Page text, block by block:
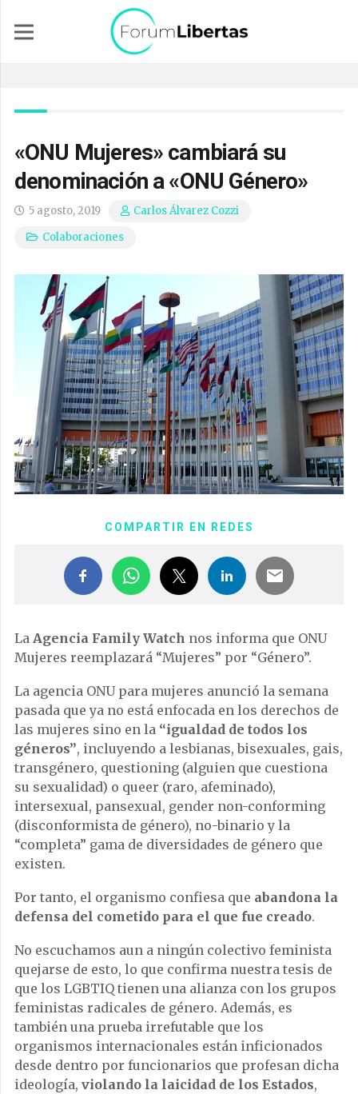
«ONU Mujeres» cambiará su
denominación a «ONU Género»
5 agosto, 2019
Carlos Álvarez Cozzi
Colaboraciones
COMPARTIR EN REDES
La Agencia Family Watch nos informa que ONU
Mujeres reemplazará “Mujeres” por “Género”.
La agencia ONU para mujeres anunció la semana
pasada que ya no está enfocada en los derechos de
las mujeres sino en la “igualdad de todos los
géneros”, incluyendo a lesbianas, bisexuales, gais,
transgénero, questioning (alguien que cuestiona
su sexualidad) o queer (raro, afeminado),
intersexual, pansexual, gender non-conforming
(disconformista de género), no-binario y la
“completa” gama de diversidades de género que
existen.
Por tanto, el organismo confiesa que abandona la
defensa del cometido para el que fue creado.
No escuchamos aun a ningún colectivo feminista
quejarse de esto, lo que confirma nuestra tesis de
que los LGBTIQ tienen una alianza con los grupos
feministas radicales de género. Además, es
también una prueba irrefutable que los
organismos internacionales están inficionados
desde dentro por funcionarios que profesan dicha
ideología, violando la laicidad de los Estados,